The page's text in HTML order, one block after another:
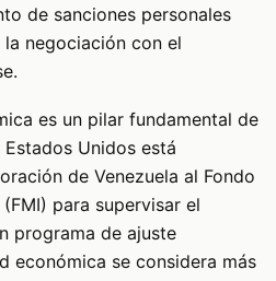
de sanciones personales
negociación con el
es un pilar fundamental de
Unidos está
de Venezuela al Fondo
para supervisar el
programa de ajuste
económica se considera más